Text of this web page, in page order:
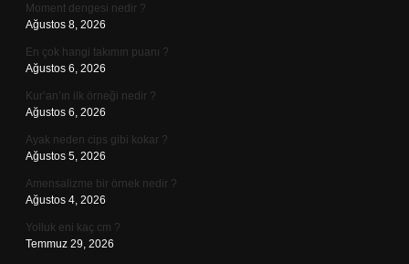
Moment dengesi nedir ?
Ağustos 8, 2026
En çok hangi takımın puanı ?
Ağustos 6, 2026
Kur’an’ın ilk örneği nedir ?
Ağustos 6, 2026
Ayak neden cips gibi kokar ?
Ağustos 5, 2026
Amensalizme bir örnek nedir ?
Ağustos 4, 2026
Yolluk eni kaç cm ?
Temmuz 29, 2026